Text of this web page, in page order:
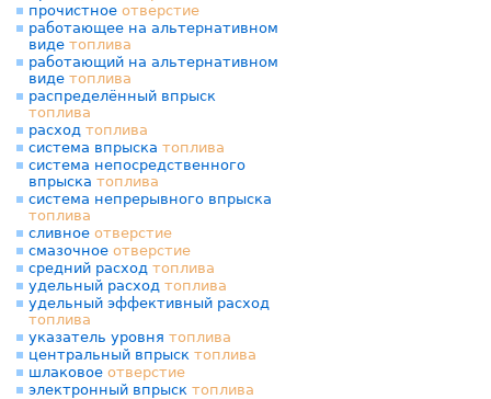
прочистное отверстие
работающее на альтернативном
виде топлива
работающий на альтернативном
виде топлива
распределённый впрыск
топлива
расход топлива
система впрыска топлива
система непосредственного
впрыска топлива
система непрерывного впрыска
топлива
сливное отверстие
смазочное отверстие
средний расход топлива
удельный расход топлива
удельный эффективный расход
топлива
указатель уровня топлива
центральный впрыск топлива
шлаковое отверстие
электронный впрыск топлива